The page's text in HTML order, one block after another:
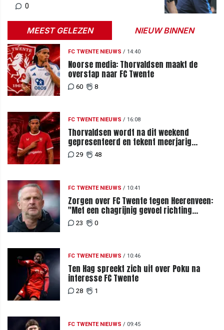
0
MEEST GELEZEN NIEUW BINNEN
FC TWENTE NIEUWS / 14:40
Noorse media: Thorvaldsen maakt de
overstap naar FC Twente
60 8
FC TWENTE NIEUWS / 16:08
Thorvaldsen wordt na dit weekend
gepresenteerd en tekent meerjarig
contract bij FC Twente
29 48
FC TWENTE NIEUWS / 10:41
Zorgen over FC Twente tegen Heerenveen:
"Met een chagrijnig gevoel richting
Slowakije"
23 0
FC TWENTE NIEUWS / 10:46
Ten Hag spreekt zich uit over Poku na
interesse FC Twente
28 1
FC TWENTE NIEUWS / 09:45